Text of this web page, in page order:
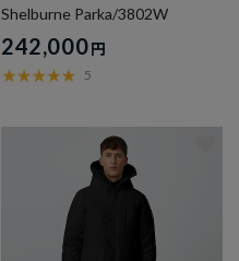
Shelburne Parka/3802W
242,000円
5